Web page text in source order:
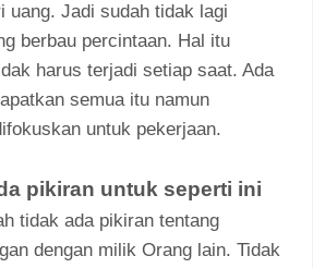
uang. Jadi sudah tidak lagi
berbau percintaan. Hal itu
harus terjadi setiap saat. Ada
semua itu namun
untuk pekerjaan.
pikiran untuk seperti ini
tidak ada pikiran tentang
dengan milik Orang lain. Tidak